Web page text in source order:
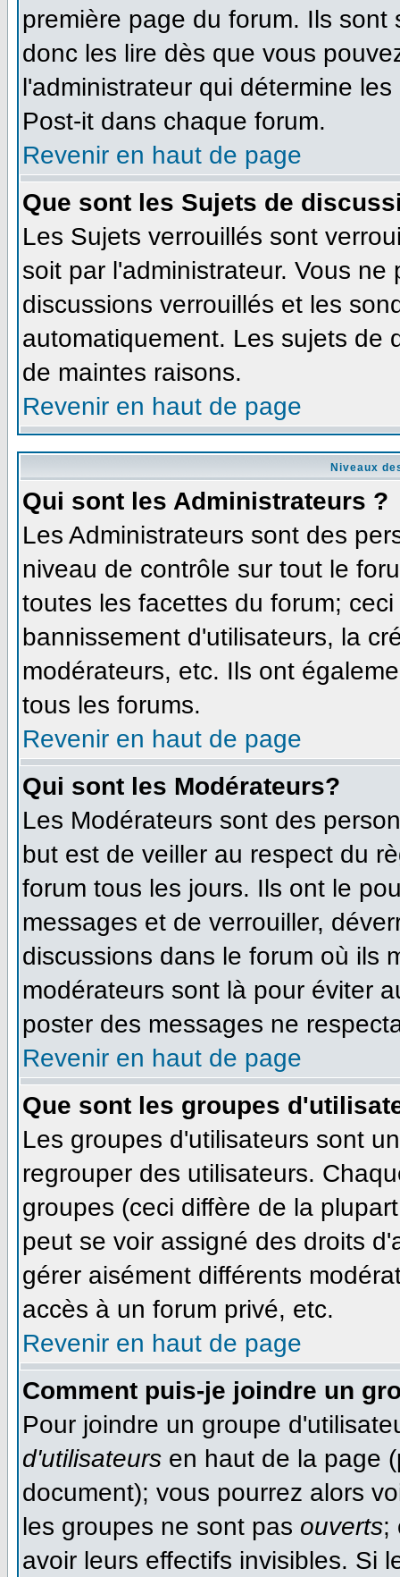
première page du forum. Ils
donc les lire dès que vous
l'administrateur qui détermine
Post-it dans chaque forum.
Revenir en haut de page
Que sont les Sujets de
Les Sujets verrouillés sont
soit par l'administrateur. Vous
discussions verrouillés et les
automatiquement. Les sujets de
de maintes raisons.
Revenir en haut de page
Niveaux
Qui sont les Administrateurs ?
Les Administrateurs sont des
niveau de contrôle sur tout le
toutes les facettes du forum;
bannissement d'utilisateurs, la
modérateurs, etc. Ils ont
tous les forums.
Revenir en haut de page
Qui sont les Modérateurs?
Les Modérateurs sont des
but est de veiller au respect du
forum tous les jours. Ils ont le
messages et de verrouiller,
discussions dans le forum où ils
modérateurs sont là pour éviter
poster des messages ne
Revenir en haut de page
Que sont les groupes
Les groupes d'utilisateurs sont
regrouper des utilisateurs.
groupes (ceci diffère de la
peut se voir assigné des droits
gérer aisément différents
accès à un forum privé, etc.
Revenir en haut de page
Comment puis-je joindre un
Pour joindre un groupe
d'utilisateurs en haut de la page
document); vous pourrez alors
les groupes ne sont pas ouverts;
avoir leurs effectifs invisibles. Si